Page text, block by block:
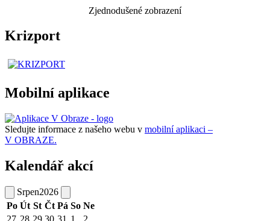
Zjednodušené zobrazení
Krizport
Mobilní aplikace
Sledujte informace z našeho webu v mobilní aplikaci –
V OBRAZE.
Kalendář akcí
Srpen2026
Po Út St Čt Pá So Ne
27 28 29 30 31 1 2